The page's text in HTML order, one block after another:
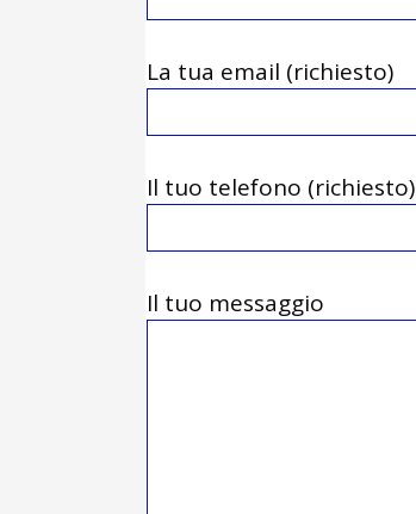
La tua email (richiesto)
Il tuo telefono (richiesto)
Il tuo messaggio